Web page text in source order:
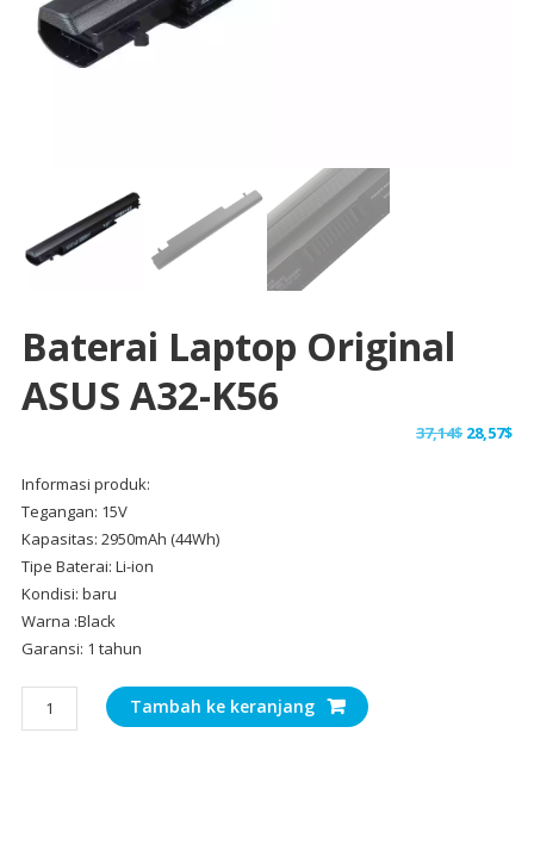
Baterai Laptop Original
ASUS A32-K56
37,14$ Harga
28,57$
Informasi produk:
Tegangan: 15V
Kapasitas: 2950mAh (44Wh)
Tipe Baterai: Li-ion
Kondisi: baru
Warna :Black
Garansi: 1 tahun
Kuantitas
Baterai
Tambah ke keranjang